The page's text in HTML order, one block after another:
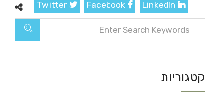
קטגוריות